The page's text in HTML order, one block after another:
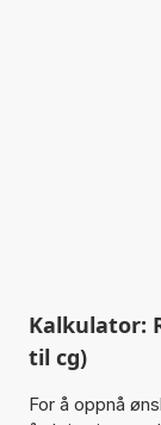
Kalkulator:
til cg)
For å oppnå